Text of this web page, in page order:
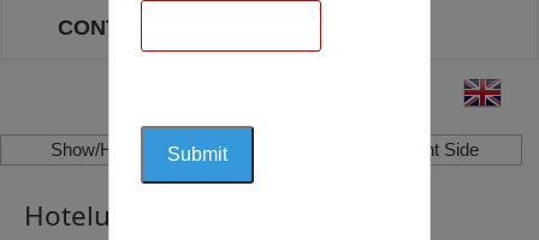
CONTACT
Show/Hide Left Side Show/Hide Right Side
Hotelul Miraj, Pleven